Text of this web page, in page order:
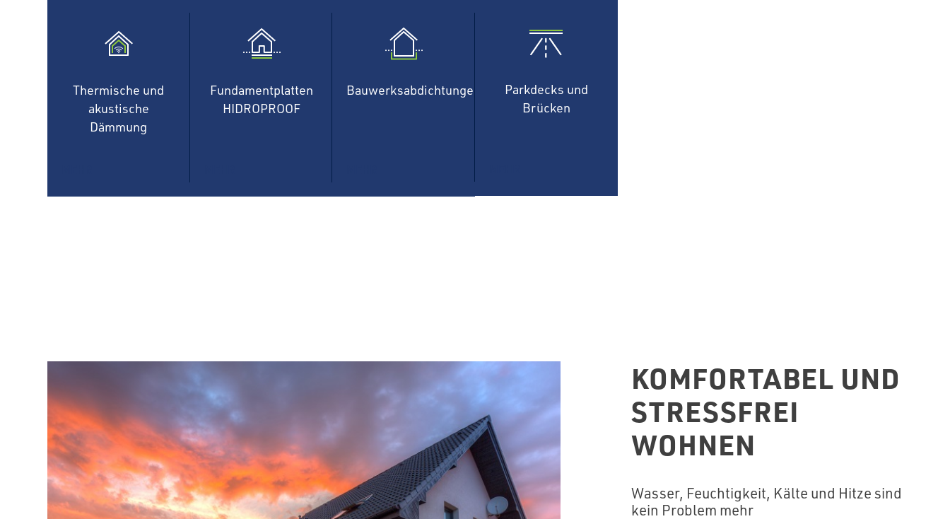
Thermische und
akustische
Dämmung
Fundamentplatten
HIDROPROOF
Bauwerksabdichtungen
Parkdecks und
Brücken
KOMFORTABEL UND
STRESSFREI
WOHNEN
Wasser, Feuchtigkeit, Kälte und Hitze sind
kein Problem mehr